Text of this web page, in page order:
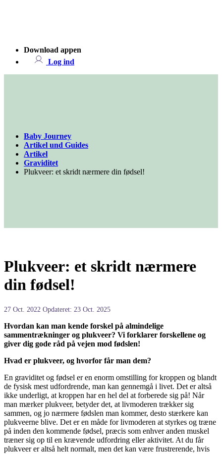
Download appen
Log ind
Baby Journey
Artikel und Guides
Artikel
Graviditet
Plukveer: et skridt nærmere din fødsel!
Plukveer: et skridt nærmere
din fødsel!
27 Oct. 2022 Opdateret: 23 Oct. 2025
Hvordan kan man kende forskel på almindelige
sammentrækninger og plukveer? Vi forklarer forskellene og
giver dig gode råd på vejen mod fødslen!
Hvad er plukveer, og hvorfor får man dem?
En graviditet og fødsel er en enorm omstilling for kroppen og blandt
de fysisk mest udfordrende, man kan gennemgå i livet. Det er altså
ikke underligt, at kroppen har en hel del at forberede sig på! Når
man mærker plukveer, betyder det, at livmoderen trækker sig
sammen, og jo nærmere fødslen man kommer, desto stærkere kan
plukveerne blive. Det er en måde for livmoderen at styrkes og træne
på inden den kommende fødsel, præcis som enhver anden muskel
træner sig op til en krævende udfordring eller aktivitet. At du får
plukveer er altså helt normalt, men det kan være frustrerende, hvis